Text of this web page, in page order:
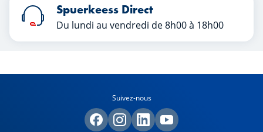
Spuerkeess Direct
Du lundi au vendredi de 8h00 à 18h00
Suivez-nous